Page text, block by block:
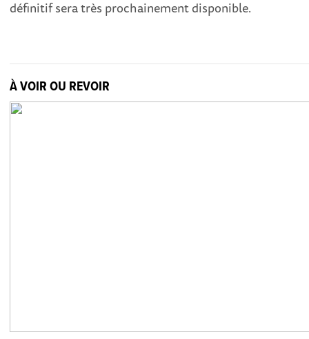
définitif sera très prochainement disponible.
À VOIR OU REVOIR